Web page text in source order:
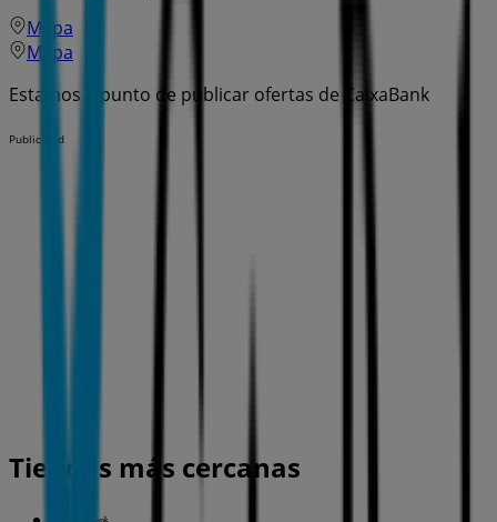
Mapa
Mapa
Estamos a punto de publicar ofertas de CaixaBank
Publicidad
Tiendas más cercanas